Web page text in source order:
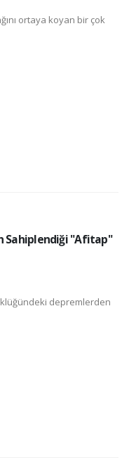
ortaya koyan bir çok
Sahiplendiği "Afitap"
depremlerden